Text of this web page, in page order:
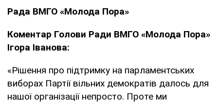
Рада ВМГО «Молода Пора»
Коментар Голови Ради ВМГО «Молода Пора»
Ігора Іванова:
«Рішення про підтримку на парламентських
виборах Партії вільних демократів далось для
нашої організації непросто. Проте ми